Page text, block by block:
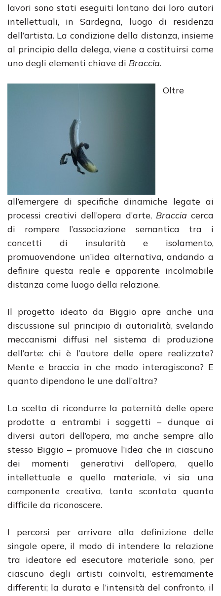
lavori sono stati eseguiti lontano dai loro autori
intellettuali, in Sardegna, luogo di residenza
dell’artista. La condizione della distanza, insieme
al principio della delega, viene a costituirsi come
uno degli elementi chiave di Braccia.
Oltre
all’emergere di specifiche dinamiche legate ai
processi creativi dell’opera d’arte, Bracciacerca
di rompere l’associazione semantica tra i
concetti di insularità e isolamento,
promuovendone un’idea alternativa, andando a
definire questa reale e apparente incolmabile
distanza come luogo della relazione.
Il progetto ideato da Biggio apre anche una
discussione sul principio di autorialità, svelando
meccanismi diffusi nel sistema di produzione
dell’arte: chi è l’autore delle opere realizzate?
Mente e braccia in che modo interagiscono? E
quanto dipendono le une dall’altra?
La scelta di ricondurre la paternità delle opere
prodotte a entrambi i soggetti – dunque ai
diversi autori dell’opera, ma anche sempre allo
stesso Biggio – promuove l’idea che in ciascuno
dei momenti generativi dell’opera, quello
intellettuale e quello materiale, vi sia una
componente creativa, tanto scontata quanto
difficile da riconoscere.
I percorsi per arrivare alla definizione delle
singole opere, il modo di intendere la relazione
tra ideatore ed esecutore materiale sono, per
ciascuno degli artisti coinvolti, estremamente
differenti; la durata e l’intensità del confronto, il